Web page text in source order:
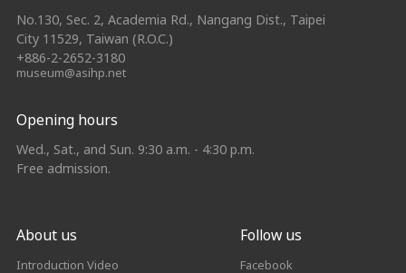
No.130, Sec. 2, Academia Rd., Nangang Dist., Taipei
City 11529, Taiwan (R.O.C.)
+886-2-2652-3180
museum@asihp.net
Opening hours
Wed., Sat., and Sun. 9:30 a.m. - 4:30 p.m.
Free admission.
About us
Introduction Video
Follow us
Facebook